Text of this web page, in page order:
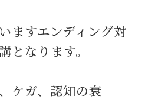
ますエンディング対
となります。
ケガ、認知の衰